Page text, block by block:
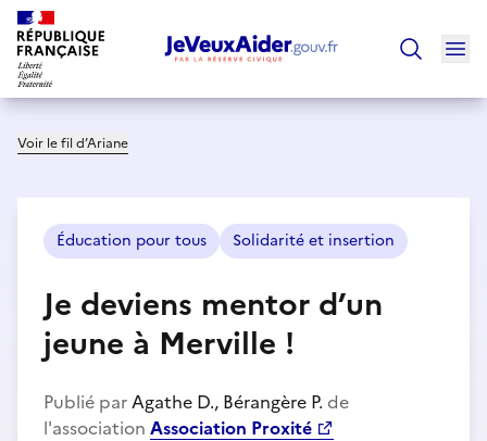
Voir le fil d’Ariane
Éducation pour tous Solidarité et insertion
Je deviens mentor d’un
jeune à Merville !
Publié parAgathe D., Bérangère P. de
l'association Association Proxité